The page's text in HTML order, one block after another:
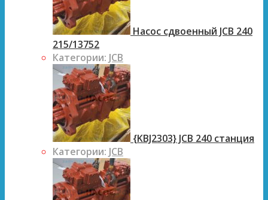
Насос сдвоенный JCB 240
215/13752
Категории: JCB
{KBJ2303} JCB 240 станция
Категории: JCB